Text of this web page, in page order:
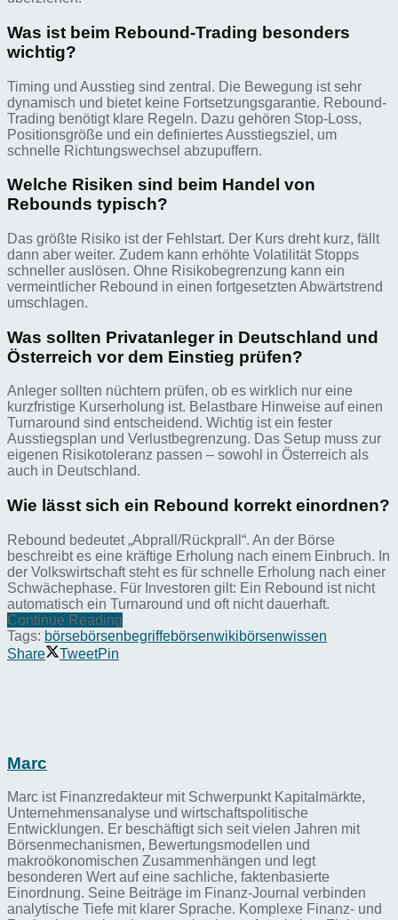
Was ist beim Rebound-Trading besonders
wichtig?
Timing und Ausstieg sind zentral. Die Bewegung ist sehr
dynamisch und bietet keine Fortsetzungsgarantie. Rebound-
Trading benötigt klare Regeln. Dazu gehören Stop-Loss,
Positionsgröße und ein definiertes Ausstiegsziel, um
schnelle Richtungswechsel abzupuffern.
Welche Risiken sind beim Handel von
Rebounds typisch?
Das größte Risiko ist der Fehlstart. Der Kurs dreht kurz, fällt
dann aber weiter. Zudem kann erhöhte Volatilität Stopps
schneller auslösen. Ohne Risikobegrenzung kann ein
vermeintlicher Rebound in einen fortgesetzten Abwärtstrend
umschlagen.
Was sollten Privatanleger in Deutschland und
Österreich vor dem Einstieg prüfen?
Anleger sollten nüchtern prüfen, ob es wirklich nur eine
kurzfristige Kurserholung ist. Belastbare Hinweise auf einen
Turnaround sind entscheidend. Wichtig ist ein fester
Ausstiegsplan und Verlustbegrenzung. Das Setup muss zur
eigenen Risikotoleranz passen – sowohl in Österreich als
auch in Deutschland.
Wie lässt sich ein Rebound korrekt einordnen?
Rebound bedeutet „Abprall/Rückprall“. An der Börse
beschreibt es eine kräftige Erholung nach einem Einbruch. In
der Volkswirtschaft steht es für schnelle Erholung nach einer
Schwächephase. Für Investoren gilt: Ein Rebound ist nicht
automatisch ein Turnaround und oft nicht dauerhaft.
Continue Reading
Tags: börsebörsenbegriffebörsenwikibörsenwissen
Share
TweetPin
Marc
Marc ist Finanzredakteur mit Schwerpunkt Kapitalmärkte,
Unternehmensanalyse und wirtschaftspolitische
Entwicklungen. Er beschäftigt sich seit vielen Jahren mit
Börsenmechanismen, Bewertungsmodellen und
makroökonomischen Zusammenhängen und legt
besonderen Wert auf eine sachliche, faktenbasierte
Einordnung. Seine Beiträge im Finanz-Journal verbinden
analytische Tiefe mit klarer Sprache. Komplexe Finanz- und